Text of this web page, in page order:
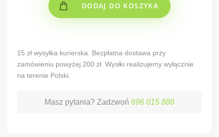
DODAJ DO KOSZYKA
15 zł wysyłka kurierska. Bezpłatna dostawa przy
zamówieniu powyżej 200 zł. Wysłki realizujemy wyłącznie
na terenie Polski.
Masz pytania? Zadzwoń 696 015 886